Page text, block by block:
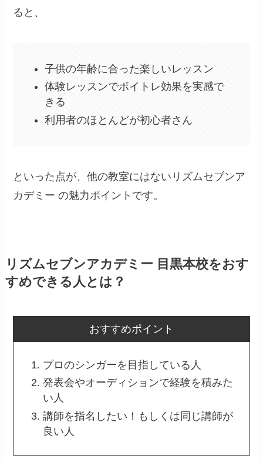
ると、
子供の年齢に合った楽しいレッスン
体験レッスンでボイトレ効果を実感で
きる
利用者のほとんどが初心者さん
といった点が、他の教室にはないリズムセブンア
カデミー の魅力ポイントです。
リズムセブンアカデミー 目黒本校をおす
すめできる人とは？
おすすめポイント
プロのシンガーを目指している人
発表会やオーディションで経験を積みた
い人
講師を指名したい！もしくは同じ講師が
良い人